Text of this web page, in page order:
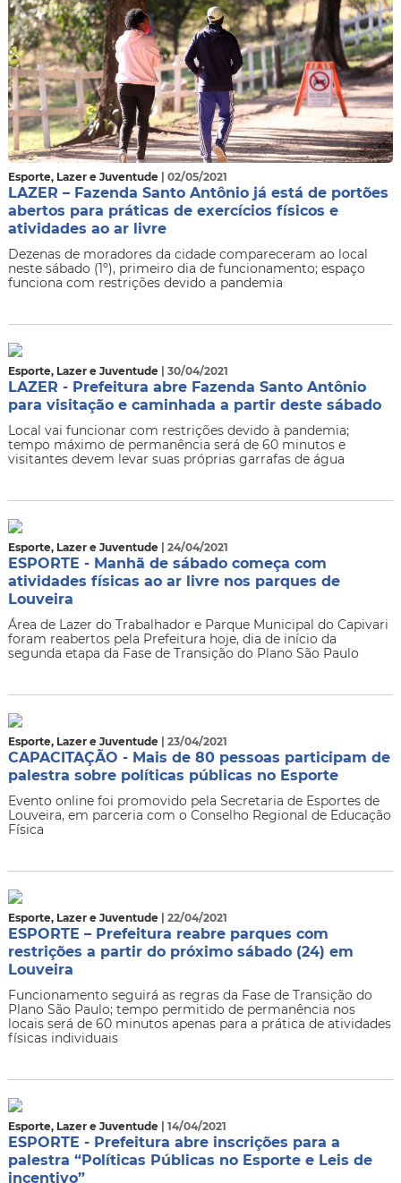
Esporte, Lazer e Juventude | 02/05/2021
LAZER – Fazenda Santo Antônio já está de portões
abertos para práticas de exercícios físicos e
atividades ao ar livre
Dezenas de moradores da cidade compareceram ao local
neste sábado (1º), primeiro dia de funcionamento; espaço
funciona com restrições devido a pandemia
Esporte, Lazer e Juventude | 30/04/2021
LAZER - Prefeitura abre Fazenda Santo Antônio
para visitação e caminhada a partir deste sábado
Local vai funcionar com restrições devido à pandemia;
tempo máximo de permanência será de 60 minutos e
visitantes devem levar suas próprias garrafas de água
Esporte, Lazer e Juventude | 24/04/2021
ESPORTE - Manhã de sábado começa com
atividades físicas ao ar livre nos parques de
Louveira
Área de Lazer do Trabalhador e Parque Municipal do Capivari
foram reabertos pela Prefeitura hoje, dia de início da
segunda etapa da Fase de Transição do Plano São Paulo
Esporte, Lazer e Juventude | 23/04/2021
CAPACITAÇÃO - Mais de 80 pessoas participam de
palestra sobre políticas públicas no Esporte
Evento online foi promovido pela Secretaria de Esportes de
Louveira, em parceria com o Conselho Regional de Educação
Física
Esporte, Lazer e Juventude | 22/04/2021
ESPORTE – Prefeitura reabre parques com
restrições a partir do próximo sábado (24) em
Louveira
Funcionamento seguirá as regras da Fase de Transição do
Plano São Paulo; tempo permitido de permanência nos
locais será de 60 minutos apenas para a prática de atividades
físicas individuais
Esporte, Lazer e Juventude | 14/04/2021
ESPORTE - Prefeitura abre inscrições para a
palestra “Políticas Públicas no Esporte e Leis de
incentivo”